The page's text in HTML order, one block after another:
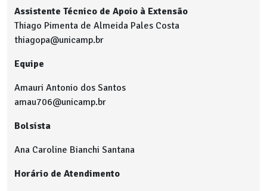
Assistente Técnico de Apoio à Extensão
Thiago Pimenta de Almeida Pales Costa
thiagopa@unicamp.br
Equipe
Amauri Antonio dos Santos
amau706@unicamp.br
Bolsista
Ana Caroline Bianchi Santana
Horário de Atendimento